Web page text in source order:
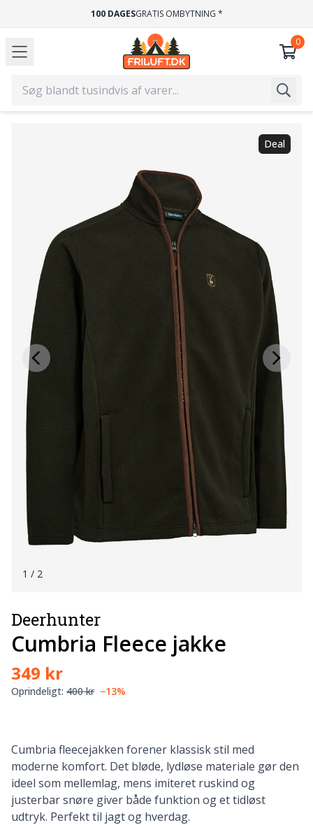
100 DAGESGRATIS OMBYTNING *
Deal
1 / 2
Deerhunter
Cumbria Fleece jakke
349 kr
Oprindeligt: 400 kr −13%
Cumbria fleecejakken forener klassisk stil med
moderne komfort. Det bløde, lydløse materiale gør den
ideel som mellemlag, mens imiteret ruskind og
justerbar snøre giver både funktion og et tidløst
udtryk. Perfekt til jagt og hverdag.